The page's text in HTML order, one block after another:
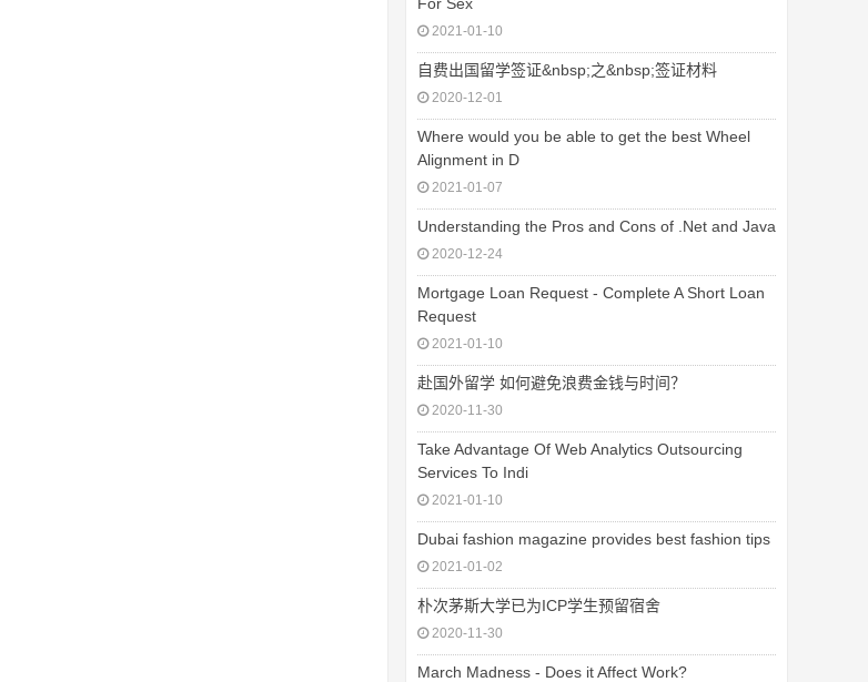
2021-01-10
自费出国留学签证&nbsp;之&nbsp;签证材料
2020-12-01
Where would you be able to get the best Wheel
Alignment in D
2021-01-07
Understanding the Pros and Cons of .Net and Java
2020-12-24
Mortgage Loan Request - Complete A Short Loan
Request
2021-01-10
赴国外留学 如何避免浪费金钱与时间？
2020-11-30
Take Advantage Of Web Analytics Outsourcing
Services To Indi
2021-01-10
Dubai fashion magazine provides best fashion tips
2021-01-02
朴次茅斯大学已为ICP学生预留宿舍
2020-11-30
March Madness - Does it Affect Work?